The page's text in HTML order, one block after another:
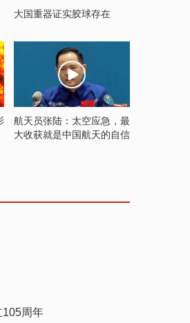
大国重器证实胶球存在
航天员张陆：太空应急，最
大收获就是中国航天的自信
105周年